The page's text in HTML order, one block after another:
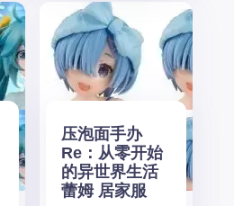
压泡面手办
Re：从零开始
的异世界生活
蕾姆 居家服